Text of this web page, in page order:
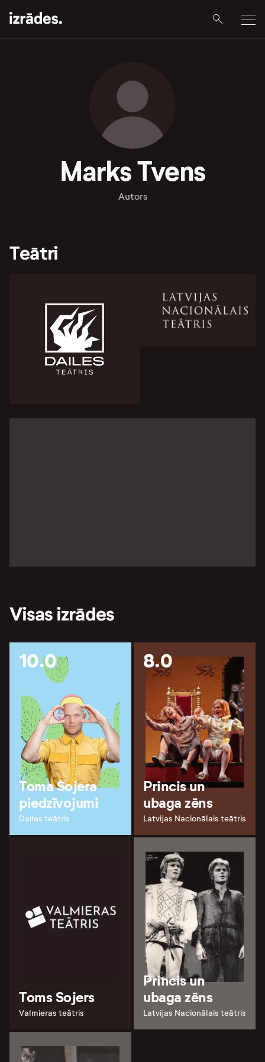
Marks Tvens
Autors
Teātri
Visas izrādes
10.0
Toma Sojera
piedzīvojumi
Dailes teātris
8.0
Princis un
ubaga zēns
Latvijas Nacionālais teātris
Toms Sojers
Valmieras teātris
Princis un
ubaga zēns
Latvijas Nacionālais teātris